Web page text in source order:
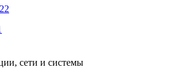
сети и системы